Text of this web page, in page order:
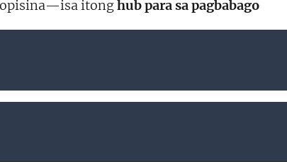
opisina—isa itonghub para sa pagbabago